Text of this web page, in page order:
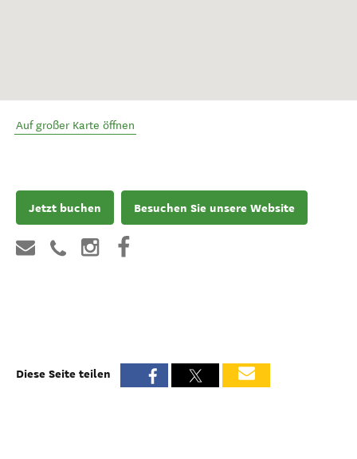
Auf großer Karte öffnen
Jetzt buchen Besuchen Sie unsere Website
Diese Seite teilen